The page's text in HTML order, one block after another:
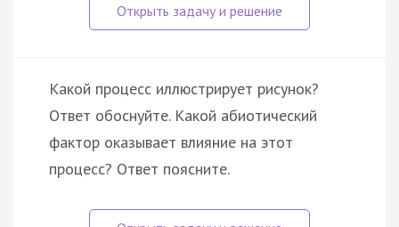
Какой процесс иллюстрирует рисунок?
Ответ обоснуйте. Какой абиотический
фактор оказывает влияние на этот
процесс? Ответ поясните.